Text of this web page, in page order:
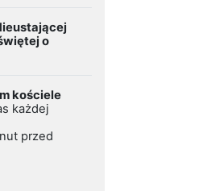
o
kościele
każdej
przed